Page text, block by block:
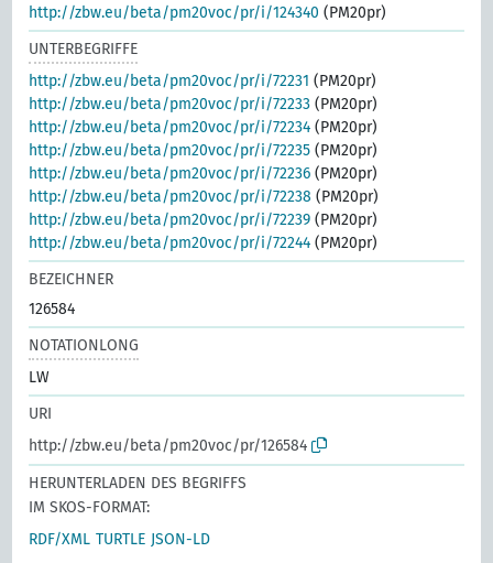
http://zbw.eu/beta/pm20voc/pr/i/124340 (PM20pr)
UNTERBEGRIFFE
http://zbw.eu/beta/pm20voc/pr/i/72231 (PM20pr)
http://zbw.eu/beta/pm20voc/pr/i/72233 (PM20pr)
http://zbw.eu/beta/pm20voc/pr/i/72234 (PM20pr)
http://zbw.eu/beta/pm20voc/pr/i/72235 (PM20pr)
http://zbw.eu/beta/pm20voc/pr/i/72236 (PM20pr)
http://zbw.eu/beta/pm20voc/pr/i/72238 (PM20pr)
http://zbw.eu/beta/pm20voc/pr/i/72239 (PM20pr)
http://zbw.eu/beta/pm20voc/pr/i/72244 (PM20pr)
BEZEICHNER
126584
NOTATIONLONG
LW
URI
http://zbw.eu/beta/pm20voc/pr/126584
HERUNTERLADEN DES BEGRIFFS
IM SKOS-FORMAT:
RDF/XML TURTLE JSON-LD